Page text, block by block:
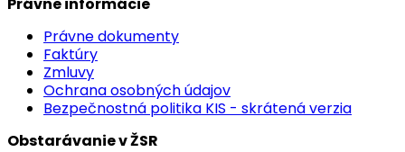
Právne dokumenty
Faktúry
Zmluvy
Ochrana osobných údajov
Bezpečnostná politika KIS - skrátená verzia
Obstarávanie v ŽSR